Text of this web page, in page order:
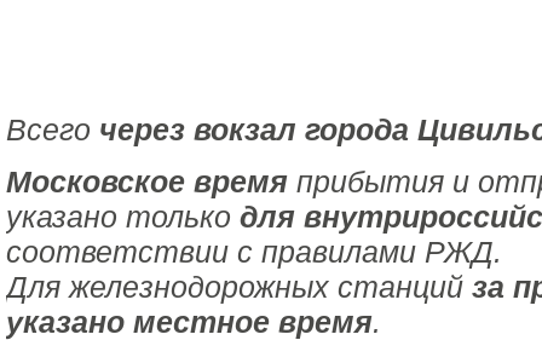
Всего через вокзал города
Московское время прибытия и
указано только для
соответствии с правилами РЖД.
Для железнодорожных станций за
указано местное время.